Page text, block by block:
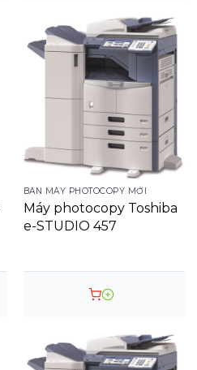
BÁN MÁY PHOTOCOPY MỚI
Máy photocopy Toshiba
e-STUDIO 457